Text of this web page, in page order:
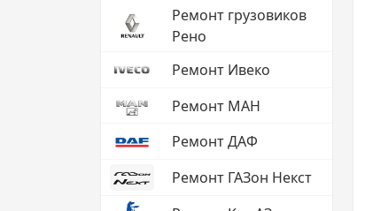
Ремонт грузовиков
Рено
Ремонт Ивеко
Ремонт МАН
Ремонт ДАФ
Ремонт ГАЗон Некст